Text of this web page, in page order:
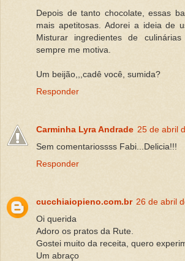
Depois de tanto chocolate, essas
mais apetitosas. Adorei a ideia de
Misturar ingredientes de
sempre me motiva.
Um beijão,,,cadê você, sumida?
Responder
Carminha Lyra Andrade 25 de abril
Sem comentariossss Fabi...Delicia!!!
Responder
cucchiaiopieno.com.br 26 de abril
Oi querida
Adoro os pratos da Rute.
Gostei muito da receita, quero
Um abraço